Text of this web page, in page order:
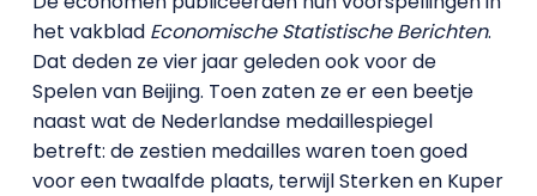
het vakblad Economische Statistische Berichten.
Dat deden ze vier jaar geleden ook voor de
Spelen van Beijing. Toen zaten ze er een beetje
naast wat de Nederlandse medaillespiegel
betreft: de zestien medailles waren toen goed
voor een twaalfde plaats, terwijl Sterken en Kuper